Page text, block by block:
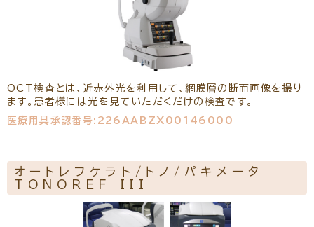
OCT検査とは、近赤外光を利用して、網膜層の断面画像を撮り
ます。患者様には光を見ていただくだけの検査です。
医療用具承認番号:226AABZX00146000
オートレフケラト/トノ/パキメータ
TONOREF III